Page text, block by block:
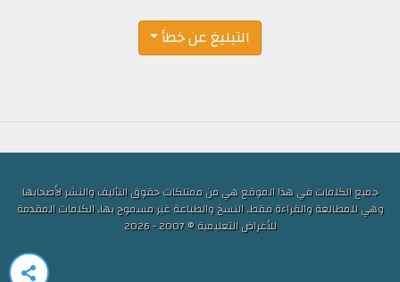
التبليغ عن خطأ
جميع الكلمات في هذا الموقع هي من ممتلكات حقوق التأليف والنشر لأصحابها
وهي للمطالعة والقراءة فقط, النسخ والطباعة غير مسموح بها, الكلمات المقدمة
للأغراض التعليمية © 2007 - 2026